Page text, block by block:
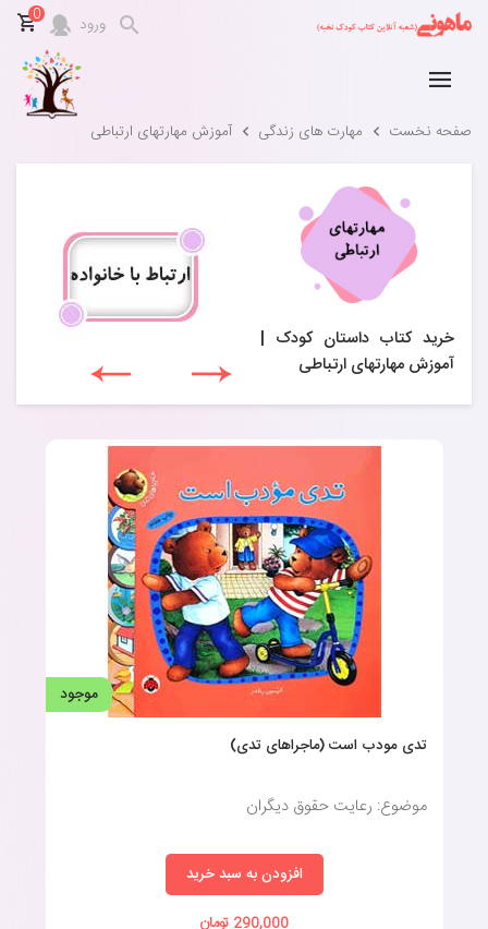
ورود 0
صفحه نخست مهارت های زندگی آموزش مهارتهای ارتباطی
خرید کتاب داستان کودک |
آموزش مهارتهای ارتباطی
موجود
تدی مودب است (ماجراهای تدی)
موضوع: رعایت حقوق دیگران
افزودن به سبد خرید
290,000 تومان